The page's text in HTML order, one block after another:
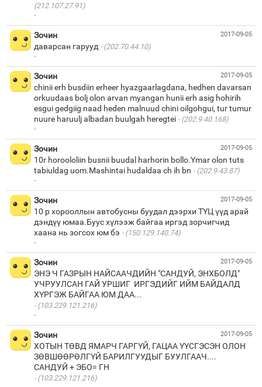
(212.107.27.91)
·
2017-09-05
Зочин
даварсан гарууд
(202.70.44.10)
·
2017-09-05
Зочин
chinii erh busdiin erheer hyazgaarlagdana, hedhen davarsan
orkuudaas bolj olon arvan myangan hunii erh asig hohirih
esgui gedgiig naad heden malnuud chini oilgohgui, tur tumur
nuure haruulj albadan buulgah heregtei
(202.9.40.168)
·
2017-09-05
Зочин
10r horoololiin busnii buudal harhorin bollo.Ymar olon tuts
tabiuldag uom.Mashintai hudaldaa ch ih bn
(202.9.43.87)
·
2017-09-05
Зочин
10 р хорооллын автобусны буудал дээрхи ТҮЦ үүд арай
дэндүү юмаа.Буус хүлээж байгаа иргэд зорчигчид
хаана нь зогсох юм бэ
(150.129.140.74)
·
2017-09-05
Зочин
ЭНЭ Ч ГАЗРЫН НАЙСААЧДИЙН "САНДУЙ, ЭНХБОЛД"
УЧРУУЛСАН ГАЙ УРШИГ ИРГЭДИЙГ ИЙМ БАЙДАЛД
(103.229.121.216)
·
2017-09-05
Зочин
ХОТЫН ТӨВД ЯМАРЧ ГАРГҮЙ, ГАЦАА ҮҮСГЭСЭН ОЛОН
ЗӨВШӨӨРӨЛГҮЙ БАРИЛГУУДЫГ БУУЛГААЧ....
(103.229.121.216)